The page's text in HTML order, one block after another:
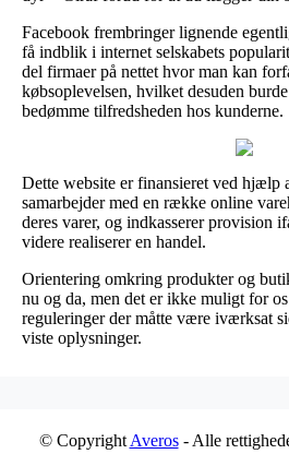
Facebook frembringer lignende
få indblik i internet selskabets
del firmaer på nettet hvor man kan
købsoplevelsen, hvilket desuden
bedømme tilfredsheden hos kunderne.
Dette website er finansieret ved hjælp
samarbejder med en række online
deres varer, og indkasserer provision
videre realiserer en handel.
Orientering omkring produkter og
nu og da, men det er ikke muligt for
reguleringer der måtte være iværksat
viste oplysninger.
© Copyright Averos- Alle